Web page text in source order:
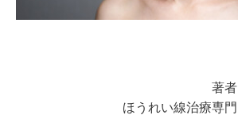
著者
ほうれい線治療専門